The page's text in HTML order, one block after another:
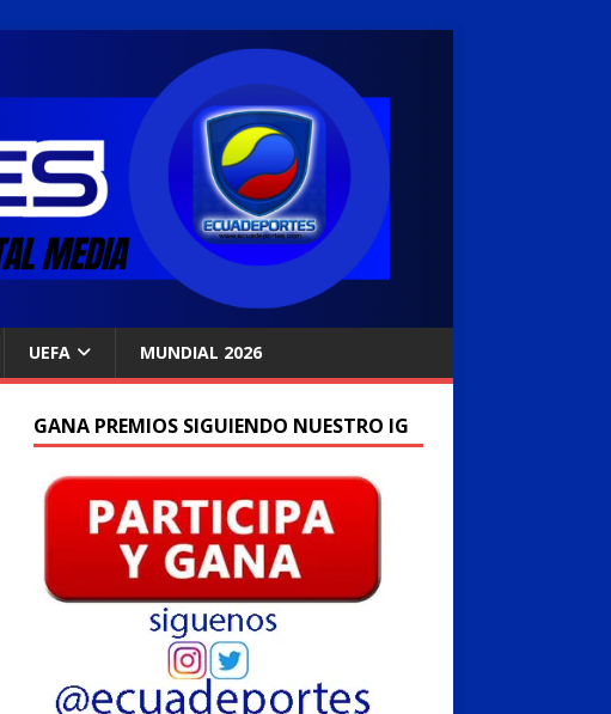
UEFA MUNDIAL 2026
GANA PREMIOS SIGUIENDO NUESTRO IG